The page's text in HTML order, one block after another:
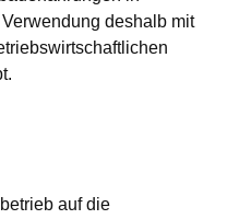
deshalb mit
auf die